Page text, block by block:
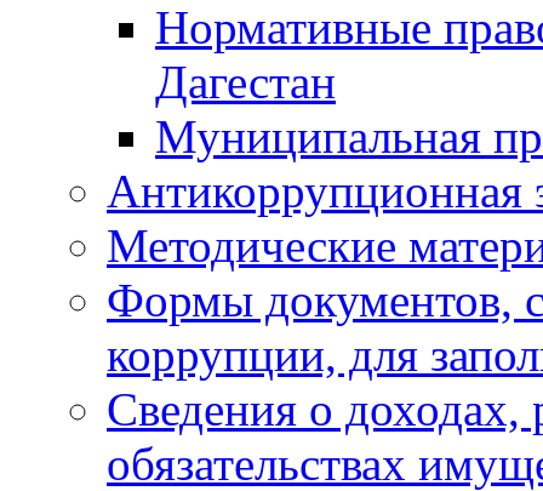
Нормативные
Дагестан
Муниципальная
Антикоррупционная
Методические
Формы документов,
коррупции, для
Сведения о доходах,
обязательствах